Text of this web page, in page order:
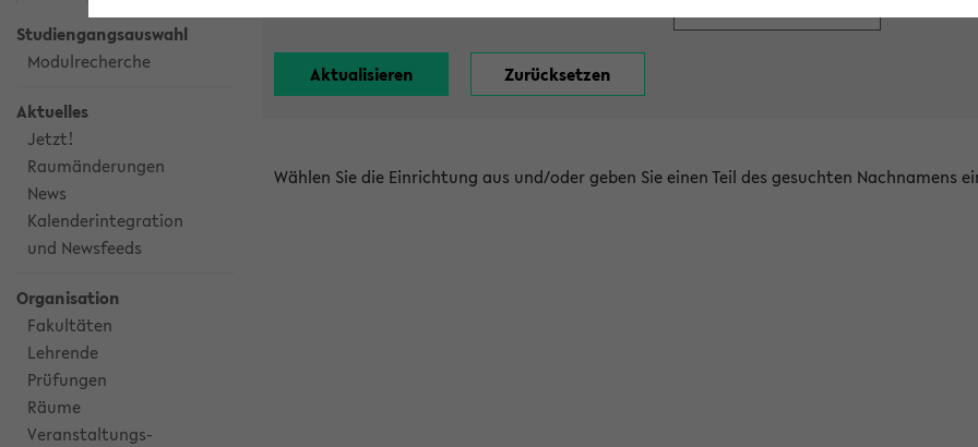
Studiengangsauswahl
Modulrecherche
Aktuelles
Jetzt!
Raumänderungen
News
Kalenderintegration
und Newsfeeds
Organisation
Fakultäten
Lehrende
Prüfungen
Räume
Veranstaltungs-
Wählen Sie die Einrichtung aus und/oder geben Sie einen Teil des gesuchten Nachnamens